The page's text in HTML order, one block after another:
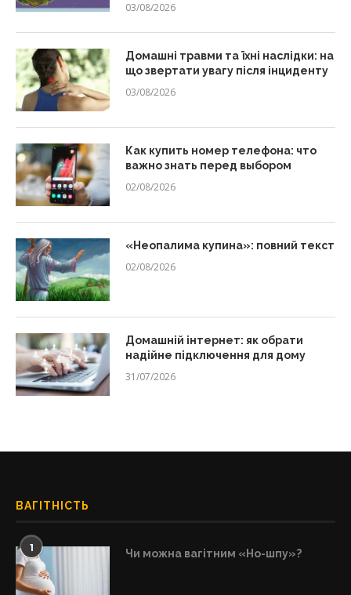
03/08/2026
Домашні травми та їхні наслідки: на
що звертати увагу після інциденту
03/08/2026
Как купить номер телефона: что
важно знать перед выбором
02/08/2026
«Неопалима купина»: повний текст
02/08/2026
Домашній інтернет: як обрати
надійне підключення для дому
31/07/2026
ВАГІТНІСТЬ
1 Чи можна вагітним «Но-шпу»?